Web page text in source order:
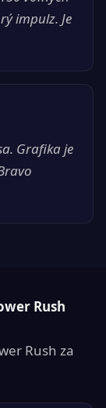
impulz. Je
Grafika je
Rush
Rush za